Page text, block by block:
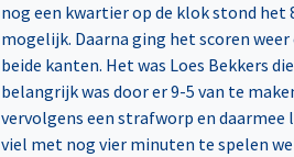
nog een kwartier op de klok stond het
mogelijk. Daarna ging het scoren weer
beide kanten. Het was Loes Bekkers
belangrijk was door er 9-5 van te
vervolgens een strafworp en daarmee
viel met nog vier minuten te spelen